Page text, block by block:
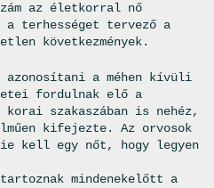
az életkorral nő
terhességet tervező a
következmények.
azonosítani a méhen kívüli
fordulnak elő a
szakaszában is nehéz,
kifejezte. Az orvosok
kell egy nőt, hogy legyen
mindenekelőtt a